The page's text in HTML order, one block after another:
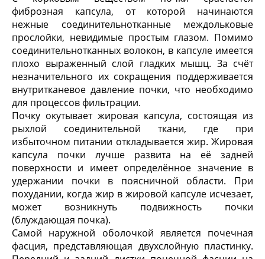
фиброзная капсула, от которой начинаются
нежные соединительнотканные междольковые
прослойки, невидимые простым глазом. Помимо
соединительнотканных волокон, в капсуле имеется
плохо выраженный слой гладких мышц. За счёт
незначительного их сокращения поддерживается
внутритканевое давление почки, что необходимо
для процессов фильтрации.
Почку окутывает жировая капсула, состоящая из
рыхлой соединительной ткани, где при
избыточном питании откладывается жир. Жировая
капсула почки лучше развита на её задней
поверхности и имеет определённое значение в
удержании почки в поясничной области. При
похудании, когда жир в жировой капсуле исчезает,
может возникнуть подвижность почки
(блуждающая почка).
Самой наружной оболочкой является почечная
фасция, представляющая двухслойную пластинку.